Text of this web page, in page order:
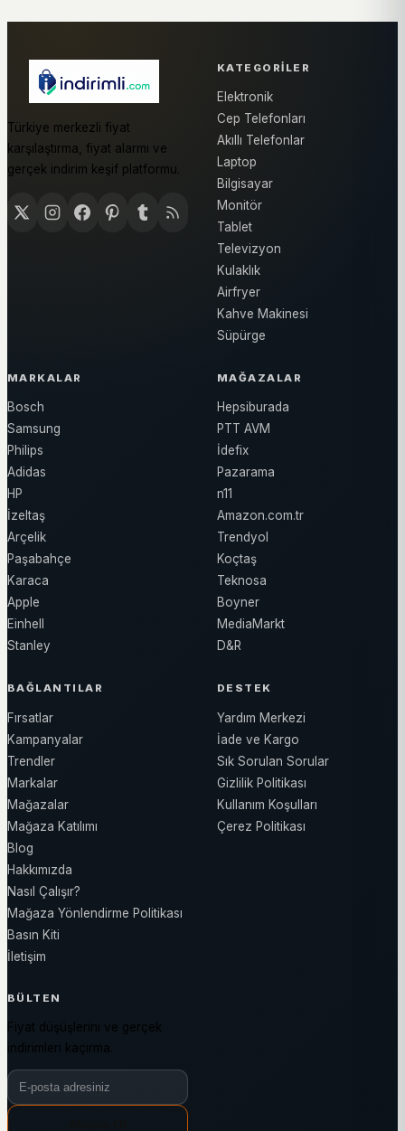
Türkiye merkezli fiyat
karşılaştırma, fiyat alarmı ve
gerçek indirim keşif platformu.
KATEGORILER
Elektronik
Cep Telefonları
Akıllı Telefonlar
Laptop
Bilgisayar
Monitör
Tablet
Televizyon
Kulaklık
Airfryer
Kahve Makinesi
Süpürge
MARKALAR
Bosch
Samsung
Philips
Adidas
HP
İzeltaş
Arçelik
Paşabahçe
Karaca
Apple
Einhell
Stanley
MAĞAZALAR
Hepsiburada
PTT AVM
İdefix
Pazarama
n11
Amazon.com.tr
Trendyol
Koçtaş
Teknosa
Boyner
MediaMarkt
D&R
BAĞLANTILAR
Fırsatlar
Kampanyalar
Trendler
Markalar
Mağazalar
Mağaza Katılımı
Blog
Hakkımızda
Nasıl Çalışır?
Mağaza Yönlendirme Politikası
Basın Kiti
İletişim
DESTEK
Yardım Merkezi
İade ve Kargo
Sık Sorulan Sorular
Gizlilik Politikası
Kullanım Koşulları
Çerez Politikası
BÜLTEN
Fiyat düşüşlerini ve gerçek
indirimleri kaçırma.
Bülten e-posta adresiniz